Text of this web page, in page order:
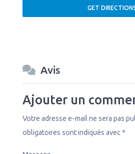
Avis
Ajouter un
Votre adresse e-mail ne sera pas
obligatoires sont indiqués avec *